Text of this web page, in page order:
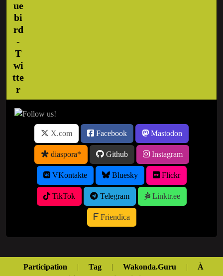
X.com Facebook Mastodon
diaspora* Github Instagram
VKontakte Bluesky Flickr
TikTok Telegram Linktr.ee
Friendica
Participation | Tag | Wakonda.Guru |
À